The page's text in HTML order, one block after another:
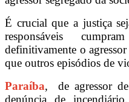
É crucial que a justiça
responsáveis
definitivamente o
que outros episódios de
Paraíba, de agressor
denúncia de